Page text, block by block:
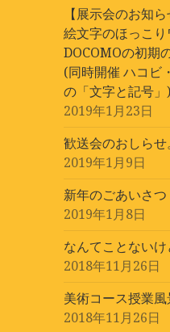
【展示会のお知
絵文字のほっこ
DOCOMOの初期
(同時開催 ハコビ
の「文字と記号」)
2019年1月23日
歓送会のおしらせ
2019年1月9日
新年のごあいさつ
2019年1月8日
なんてことないけ
2018年11月26日
美術コース授業風
2018年11月26日